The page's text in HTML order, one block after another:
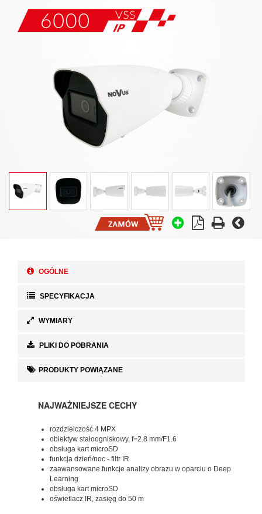
OGÓLNE
SPECYFIKACJA
WYMIARY
PLIKI DO POBRANIA
PRODUKTY POWIĄZANE
NAJWAŻNIEJSZE CECHY
rozdzielczość 4 MPX
obiektyw stałoogniskowy, f=2.8 mm/F1.6
obsługa kart microSD
funkcja dzień/noc - filtr IR
zaawansowane funkcje analizy obrazu w oparciu o Deep
Learning
obsługa kart microSD
oświetlacz IR, zasięg do 50 m